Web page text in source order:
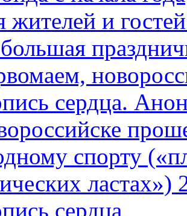
и
сердца.
спорту
сердца